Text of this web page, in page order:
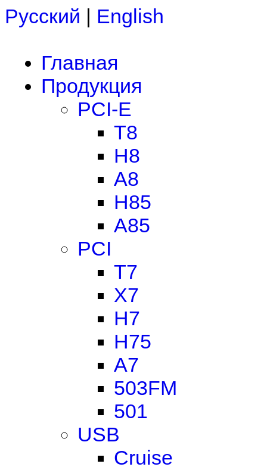
Русский | English
Главная
Продукция
PCI-E
T8
H8
A8
H85
A85
PCI
T7
X7
H7
H75
A7
503FM
501
USB
Cruise